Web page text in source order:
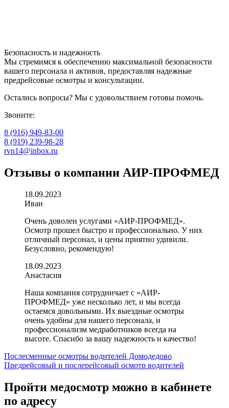
Безопасность и надежность
Мы стремимся к обеспечению максимальной безопасности
вашего персонала и активов, предоставляя надежные
предрейсовые осмотры и консультации.
Остались вопросы? Мы с удовольствием готовы помочь.
Звоните:
8 (916) 949-83-00
8 (919) 239-98-28
rvn14@inbox.ru
Отзывы о компании АИР-ПРОФМЕД
18.09.2023
Иван
Очень доволен услугами «АИР-ПРОФМЕД».
Осмотр прошел быстро и профессионально. У них
отличный персонал, и цены приятно удивили.
Безусловно, рекомендую!
18.09.2023
Анастасия
Наша компания сотрудничает с «АИР-
ПРОФМЕД» уже несколько лет, и мы всегда
остаемся довольными. Их выездные осмотры
очень удобны для нашего персонала, и
профессионализм медработников всегда на
высоте. Спасибо за вашу надежность и качество!
Навигация
по
записям
Послесменные осмотры водителей Домодедово
Предрейсовый и послерейсовый осмотр водителей
Пройти медосмотр можно в кабинете
по адресу